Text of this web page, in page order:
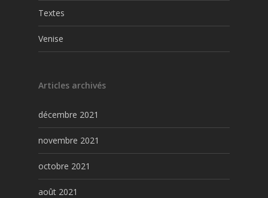
Textes
Venise
Articles archivés
décembre 2021
novembre 2021
octobre 2021
août 2021